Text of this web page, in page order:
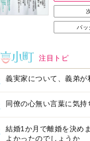
バッ
注目トピ
義実家について、義弟が
同僚の心無い言葉に気持
結婚1か月で離婚を決め
よかったのでしょうか